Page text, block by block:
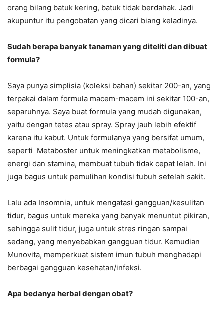
orang bilang batuk kering, batuk tidak berdahak. Jadi
akupuntur itu pengobatan yang dicari biang keladinya.
Sudah berapa banyak tanaman yang diteliti dan dibuat
formula?
Saya punya simplisia (koleksi bahan) sekitar 200-an, yang
terpakai dalam formula macem-macem ini sekitar 100-an,
separuhnya. Saya buat formula yang mudah digunakan,
yaitu dengan tetes atau spray. Spray jauh lebih efektif
karena itu kabut. Untuk formulanya yang bersifat umum,
seperti Metaboster untuk meningkatkan metabolisme,
energi dan stamina, membuat tubuh tidak cepat lelah. Ini
juga bagus untuk pemulihan kondisi tubuh setelah sakit.
Lalu ada Insomnia, untuk mengatasi gangguan/kesulitan
tidur, bagus untuk mereka yang banyak menuntut pikiran,
sehingga sulit tidur, juga untuk stres ringan sampai
sedang, yang menyebabkan gangguan tidur. Kemudian
Munovita, memperkuat sistem imun tubuh menghadapi
berbagai gangguan kesehatan/infeksi.
Apa bedanya herbal dengan obat?